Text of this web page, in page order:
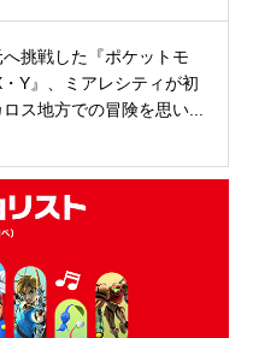
挑戦した『ポケットモ
Y』、ミアレシティが初
ス地方での冒険を思い...